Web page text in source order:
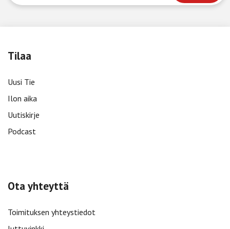
Tilaa
Uusi Tie
Ilon aika
Uutiskirje
Podcast
Ota yhteyttä
Toimituksen yhteystiedot